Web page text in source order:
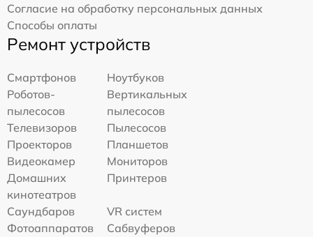
Согласие на обработку персональных данных
Способы оплаты
Ремонт устройств
Смартфонов
Ноутбуков
Роботов-
пылесосов
Вертикальных
пылесосов
Телевизоров
Пылесосов
Проекторов
Планшетов
Видеокамер
Мониторов
Домашних
кинотеатров
Принтеров
Саундбаров
VR систем
Фотоаппаратов
Сабвуферов